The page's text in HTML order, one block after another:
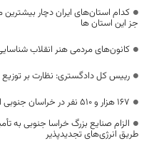
کدام استان‌های ایران دچار
جز این استان ها
کانون‌های مردمی هنر انقلاب
رییس کل دادگستری: نظارت بر توزیع
۱۶۷ هزار و ۵۱۰ نفر در خراسان جنوبی اقامت کردند
الزام صنایع بزرگ خراسا جنوبی به
طریق انرژی‌های تجدیدپذیر